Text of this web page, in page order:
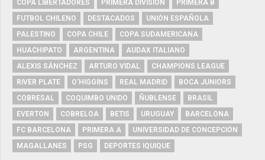
COPA LIBERTADORES
PRIMERA DIVISIÓN
PRIMERA B
FUTBOL CHILENO
DESTACADOS
UNIÓN ESPAÑOLA
PALESTINO
COPA CHILE
COPA SUDAMERICANA
HUACHIPATO
ARGENTINA
AUDAX ITALIANO
ALEXIS SÁNCHEZ
ARTURO VIDAL
CHAMPIONS LEAGUE
RIVER PLATE
O'HIGGINS REAL MADRID
BOCA JUNIORS
COBRESAL
COQUIMBO UNIDO ÑUBLENSE
BRASIL
EVERTON
COBRELOA BETIS URUGUAY
BARCELONA
FC BARCELONA
PRIMERA A
UNIVERSIDAD DE CONCEPCIÓN
MAGALLANES
PSG DEPORTES IQUIQUE